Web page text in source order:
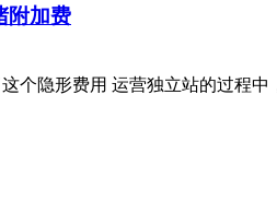
附加费
个隐形费用 运营独立站的过程